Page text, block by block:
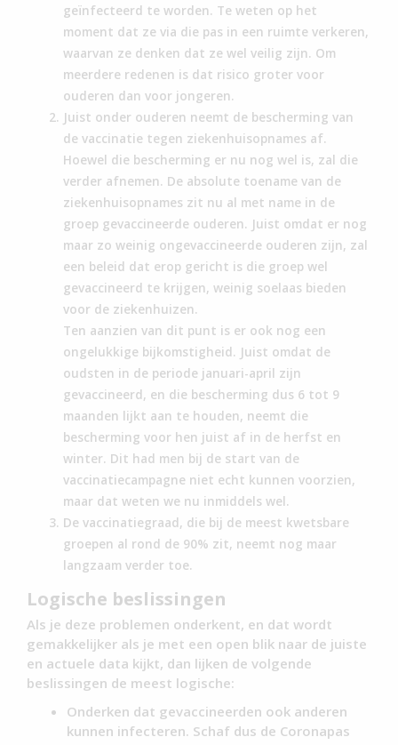
geïnfecteerd te worden. Te weten op het
moment dat ze via die pas in een ruimte verkeren,
waarvan ze denken dat ze wel veilig zijn. Om
meerdere redenen is dat risico groter voor
ouderen dan voor jongeren.
Juist onder ouderen neemt de bescherming van
de vaccinatie tegen ziekenhuisopnames af.
Hoewel die bescherming er nu nog wel is, zal die
verder afnemen. De absolute toename van de
ziekenhuisopnames zit nu al met name in de
groep gevaccineerde ouderen. Juist omdat er nog
maar zo weinig ongevaccineerde ouderen zijn, zal
een beleid dat erop gericht is die groep wel
gevaccineerd te krijgen, weinig soelaas bieden
voor de ziekenhuizen.
Ten aanzien van dit punt is er ook nog een
ongelukkige bijkomstigheid. Juist omdat de
oudsten in de periode januari-april zijn
gevaccineerd, en die bescherming dus 6 tot 9
maanden lijkt aan te houden, neemt die
bescherming voor hen juist af in de herfst en
winter. Dit had men bij de start van de
vaccinatiecampagne niet echt kunnen voorzien,
maar dat weten we nu inmiddels wel.
De vaccinatiegraad, die bij de meest kwetsbare
groepen al rond de 90% zit, neemt nog maar
langzaam verder toe.
Logische beslissingen
Als je deze problemen onderkent, en dat wordt
gemakkelijker als je met een open blik naar de juiste
en actuele data kijkt, dan lijken de volgende
beslissingen de meest logische:
Onderken dat gevaccineerden ook anderen
kunnen infecteren. Schaf dus de Coronapas